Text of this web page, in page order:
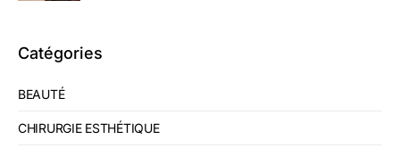
Catégories
BEAUTÉ
CHIRURGIE ESTHÉTIQUE